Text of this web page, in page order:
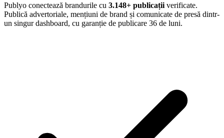
Publyo conectează brandurile cu 3.148+ publicații verificate.
Publică advertoriale, mențiuni de brand și comunicate de presă dintr-
un singur dashboard, cu garanție de publicare 36 de luni.